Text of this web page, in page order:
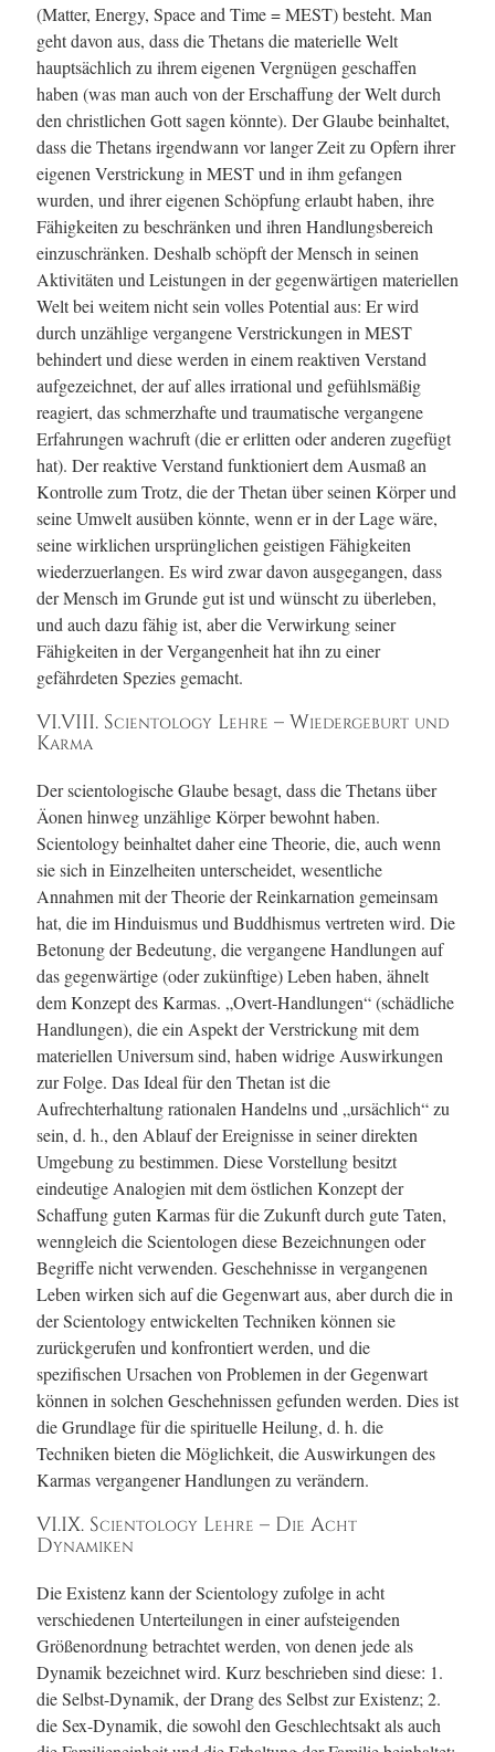
(Matter, Energy, Space and Time =MEST) besteht. Man
geht davon aus, dass die Thetans die materielle Welt
hauptsächlich zu ihrem eigenen Vergnügen geschaffen
haben (was man auch von der Erschaffung der Welt durch
den christlichen Gott sagen könnte). Der Glaube beinhaltet,
dass die Thetans irgendwann vor langer Zeit zu Opfern ihrer
eigenen Verstrickung in MESTund in ihm gefangen
wurden, und ihrer eigenen Schöpfung erlaubt haben, ihre
Fähigkeiten zu beschränken und ihren Handlungsbereich
einzuschränken. Deshalb schöpft der Mensch in seinen
Aktivitäten und Leistungen in der gegenwärtigen materiellen
Welt bei weitem nicht sein volles Potential aus: Er wird
durch unzählige vergangene Verstrickungen in MEST
behindert und diese werden in einem reaktiven Verstand
aufgezeichnet, der auf alles irrational und gefühlsmäßig
reagiert, das schmerzhafte und traumatische vergangene
Erfahrungen wachruft (die er erlitten oder anderen zugefügt
hat). Der reaktive Verstand funktioniert dem Ausmaß an
Kontrolle zum Trotz, die der Thetan über seinen Körper und
seine Umwelt ausüben könnte, wenn er in der Lage wäre,
seine wirklichen ursprünglichen geistigen Fähigkeiten
wiederzuerlangen. Es wird zwar davon ausgegangen, dass
der Mensch im Grunde gut ist und wünscht zu überleben,
und auch dazu fähig ist, aber die Verwirkung seiner
Fähigkeiten in der Vergangenheit hat ihn zu einer
gefährdeten Spezies gemacht.
VI.VIII. Scientology Lehre – Wiedergeburt und
Karma
Der scientologische Glaube besagt, dass die Thetans über
Äonen hinweg unzählige Körper bewohnt haben.
Scientology beinhaltet daher eine Theorie, die, auch wenn
sie sich in Einzelheiten unterscheidet, wesentliche
Annahmen mit der Theorie der Reinkarnation gemeinsam
hat, die im Hinduismus und Buddhismus vertreten wird. Die
Betonung der Bedeutung, die vergangene Handlungen auf
das gegenwärtige (oder zukünftige) Leben haben, ähnelt
dem Konzept des Karmas. „Overt-Handlungen“ (schädliche
Handlungen), die ein Aspekt der Verstrickung mit dem
materiellen Universum sind, haben widrige Auswirkungen
zur Folge. Das Ideal für den Thetan ist die
Aufrechterhaltung rationalen Handelns und „ursächlich“ zu
sein, d. h., den Ablauf der Ereignisse in seiner direkten
Umgebung zu bestimmen. Diese Vorstellung besitzt
eindeutige Analogien mit dem östlichen Konzept der
Schaffung guten Karmas für die Zukunft durch gute Taten,
wenngleich die Scientologen diese Bezeichnungen oder
Begriffe nicht verwenden. Geschehnisse in vergangenen
Leben wirken sich auf die Gegenwart aus, aber durch die in
der Scientology entwickelten Techniken können sie
zurückgerufen und konfrontiert werden, und die
spezifischen Ursachen von Problemen in der Gegenwart
können in solchen Geschehnissen gefunden werden. Dies ist
die Grundlage für die spirituelle Heilung, d. h. die
Techniken bieten die Möglichkeit, die Auswirkungen des
Karmas vergangener Handlungen zu verändern.
VI.IX. Scientology Lehre – Die Acht
Dynamiken
Die Existenz kann der Scientology zufolge in acht
verschiedenen Unterteilungen in einer aufsteigenden
Größenordnung betrachtet werden, von denen jede als
Dynamik bezeichnet wird. Kurz beschrieben sind diese: 1.
die Selbst-Dynamik, der Drang des Selbst zur Existenz; 2.
die Sex-Dynamik, die sowohl den Geschlechtsakt als auch